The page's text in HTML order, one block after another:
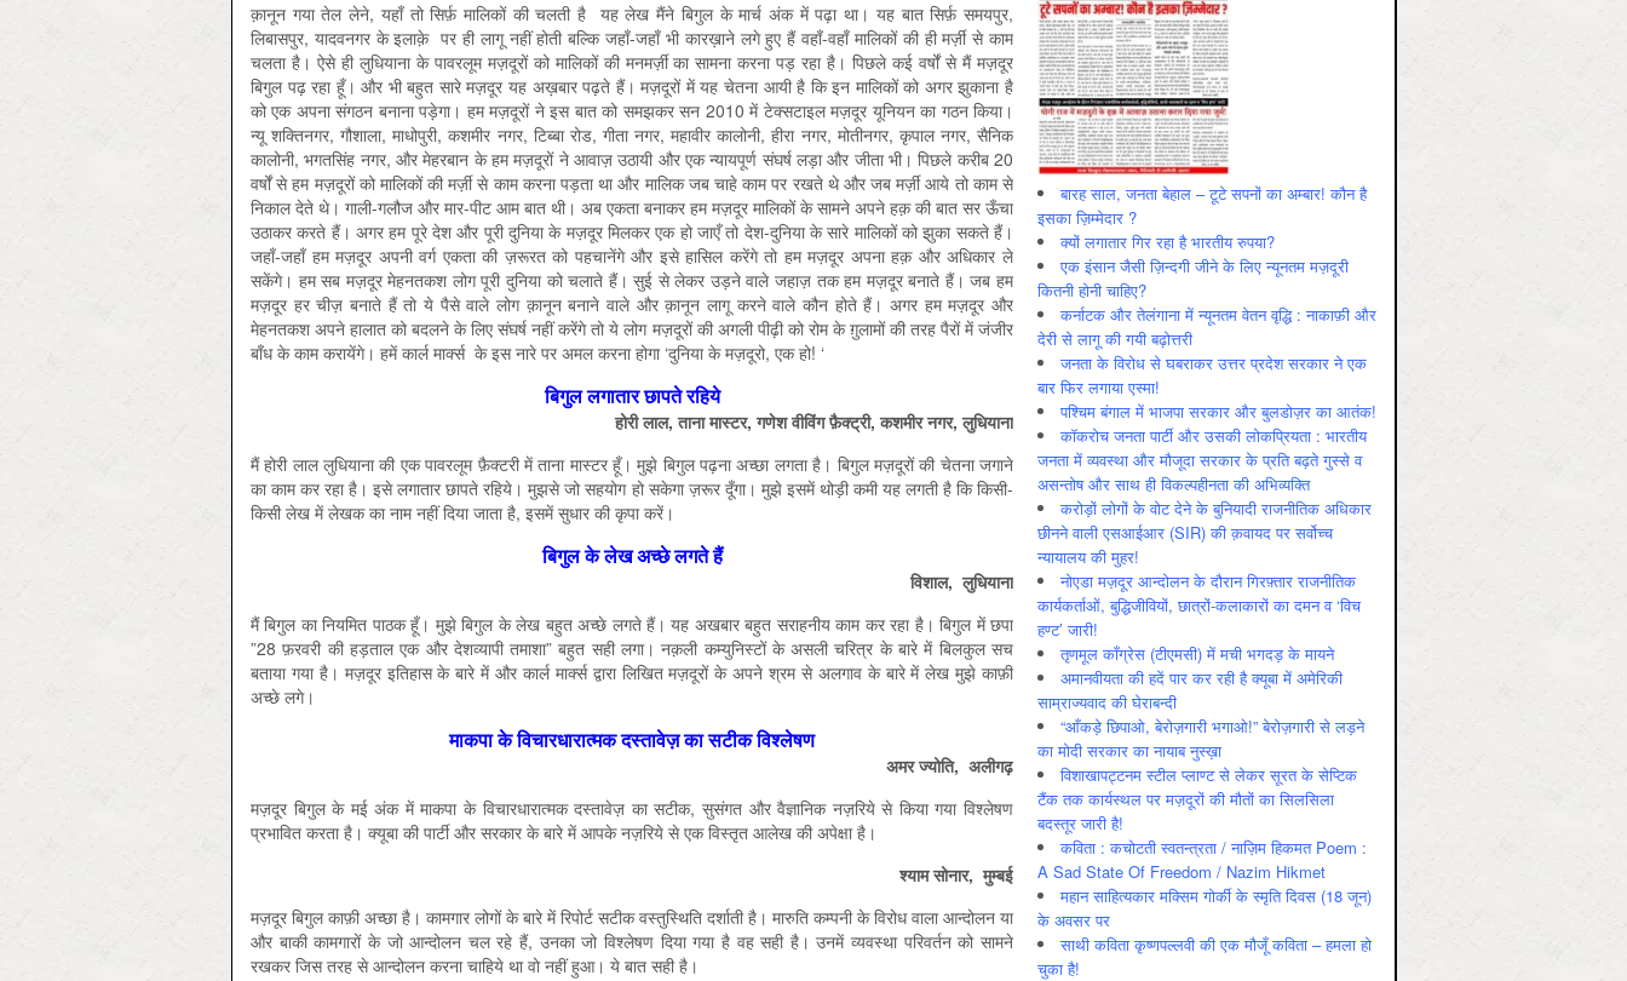
क़ानून गया तेल लेने, यहाँ तो सिर्फ़ मालिकों की चलती है यह लेख मैंने बिगुल के मार्च अंक में पढ़ा था। यह बात सिर्फ़ समयपुर,
लिबासपुर, यादवनगर के इलाक़े पर ही लागू नहीं होती बल्कि जहाँ-जहाँ भी कारख़ाने लगे हुए हैं वहाँ-वहाँ मालिकों की ही मर्ज़ी से काम
चलता है। ऐसे ही लुधियाना के पावरलूम मज़दूरों को मालिकों की मनमर्ज़ी का सामना करना पड़ रहा है। पिछले कई वर्षों से मैं मज़दूर
बिगुल पढ़ रहा हूँ। और भी बहुत सारे मज़दूर यह अख़बार पढ़ते हैं। मज़दूरों में यह चेतना आयी है कि इन मालिकों को अगर झुकाना है
को एक अपना संगठन बनाना पड़ेगा। हम मज़दूरों ने इस बात को समझकर सन 2010 में टेक्सटाइल मज़दूर यूनियन का गठन किया।
न्यू शक्तिनगर, गौशाला, माधोपुरी, कशमीर नगर, टिब्बा रोड, गीता नगर, महावीर कालोनी, हीरा नगर, मोतीनगर, कृपाल नगर, सैनिक
कालोनी, भगतसिंह नगर, और मेहरबान के हम मज़दूरों ने आवाज़ उठायी और एक न्यायपूर्ण संघर्ष लड़ा और जीता भी। पिछले करीब 20
वर्षों से हम मज़दूरों को मालिकों की मर्ज़ी से काम करना पड़ता था और मालिक जब चाहे काम पर रखते थे और जब मर्ज़ी आये तो काम से
निकाल देते थे। गाली-गलौज और मार-पीट आम बात थी। अब एकता बनाकर हम मज़दूर मालिकों के सामने अपने हक़ की बात सर ऊँचा
उठाकर करते हैं। अगर हम पूरे देश और पूरी दुनिया के मज़दूर मिलकर एक हो जाएँ तो देश-दुनिया के सारे मालिकों को झुका सकते हैं।
जहाँ-जहाँ हम मज़दूर अपनी वर्ग एकता की ज़रूरत को पहचानेंगे और इसे हासिल करेंगे तो हम मज़दूर अपना हक़ और अधिकार ले
सकेंगे। हम सब मज़दूर मेहनतकश लोग पूरी दुनिया को चलाते हैं। सुई से लेकर उड़ने वाले जहाज़ तक हम मज़दूर बनाते हैं। जब हम
मज़दूर हर चीज़ बनाते हैं तो ये पैसे वाले लोग क़ानून बनाने वाले और क़ानून लागू करने वाले कौन होते हैं। अगर हम मज़दूर और
मेहनतकश अपने हालात को बदलने के लिए संघर्ष नहीं करेंगे तो ये लोग मज़दूरों की अगली पीढ़ी को रोम के ग़ुलामों की तरह पैरों में जंजीर
बाँध के काम करायेंगे। हमें कार्ल मार्क्‍स के इस नारे पर अमल करना होगा ‘दुनिया के मज़दूरो, एक हो! ‘
बिगुल लगातार छापते रहिये
होरी लाल, ताना मास्टर, गणेश वीविंग फ़ैक्‍ट्री, कशमीर नगर, लुधियाना
मैं होरी लाल लुधियाना की एक पावरलूम फ़ैक्टरी में ताना मास्टर हूँ। मुझे बिगुल पढ़ना अच्छा लगता है। बिगुल मज़दूरों की चेतना जगाने
का काम कर रहा है। इसे लगातार छापते रहिये। मुझसे जो सहयोग हो सकेगा ज़रूर दूँगा। मुझे इसमें थोड़ी कमी यह लगती है कि किसी-
किसी लेख में लेखक का नाम नहीं दिया जाता है, इसमें सुधार की कृपा करें।
बिगुल के लेख अच्छे लगते हैं
विशाल, लुधियाना
मैं बिगुल का नियमित पाठक हूँ। मुझे बिगुल के लेख बहुत अच्छे लगते हैं। यह अखबार बहुत सराहनीय काम कर रहा है। बिगुल में छपा
”28 फ़रवरी की हड़ताल एक और देशव्यापी तमाशा” बहुत सही लगा। नक़ली कम्युनिस्टों के असली चरित्र के बारे में बिलकुल सच
बताया गया है। मज़दूर इतिहास के बारे में और कार्ल मार्क्‍स द्वारा लिखित मज़दूरों के अपने श्रम से अलगाव के बारे में लेख मुझे काफ़ी
अच्छे लगे।
माकपा के विचारधारात्मक दस्तावेज़ का सटीक विश्लेषण
अमर ज्योति, अलीगढ़
मज़दूर बिगुल के मई अंक में माकपा के विचारधारात्मक दस्तावेज़ का सटीक, सुसंगत और वैज्ञानिक नज़रिये से किया गया विश्लेषण
प्रभावित करता है। क्यूबा की पार्टी और सरकार के बारे में आपके नज़रिये से एक विस्तृत आलेख की अपेक्षा है।
श्याम सोनार, मुम्बई
मज़दूर बिगुल काफ़ी अच्छा है। कामगार लोगों के बारे में रिपोर्ट सटीक वस्तुस्थिति दर्शाती है। मारुति कम्पनी के विरोध वाला आन्दोलन या
और बाकी कामगारों के जो आन्दोलन चल रहे हैं, उनका जो विश्लेषण दिया गया है वह सही है। उनमें व्यवस्था परिवर्तन को सामने
रखकर जिस तरह से आन्दोलन करना चाहिये था वो नहीं हुआ। ये बात सही है।
बारह साल, जनता बेहाल – टूटे सपनों का अम्बार! कौन है
इसका ज़िम्मेदार ?
क्यों लगातार गिर रहा है भारतीय रुपया?
एक इंसान जैसी ज़िन्दगी जीने के लिए न्यूनतम मज़दूरी
कितनी होनी चाहिए?
कर्नाटक और तेलंगाना में न्यूनतम वेतन वृद्धि : नाकाफ़ी और
देरी से लागू की गयी बढ़ोत्तरी
जनता के विरोध से घबराकर उत्तर प्रदेश सरकार ने एक
बार फिर लगाया एस्मा!
पश्चिम बंगाल में भाजपा सरकार और बुलडोज़र का आतंक!
कॉकरोच जनता पार्टी और उसकी लोकप्रियता : भारतीय
जनता में व्‍यवस्‍था और मौजूदा सरकार के प्रति बढ़ते गुस्‍से व
असन्‍तोष और साथ ही विकल्‍पहीनता की अभिव्‍यक्ति
करोड़ों लोगों के वोट देने के बुनियादी राजनीतिक अधिकार
छीनने वाली एसआईआर (SIR) की क़वायद पर सर्वोच्च
न्यायालय की मुहर!
नोएडा मज़दूर आन्दोलन के दौरान गिरफ़्तार राजनीतिक
कार्यकर्ताओं, बुद्धिजीवियों, छात्रों-कलाकारों का दमन व ‘विच
हण्ट’ जारी!
तृणमूल काँग्रेस (टीएमसी) में मची भगदड़ के मायने
अमानवीयता की हदें पार कर रही है क्यूबा में अमेरिकी
साम्राज्यवाद की घेराबन्दी
“आँकड़े छिपाओ, बेरोज़गारी भगाओ!” बेरोज़गारी से लड़ने
का मोदी सरकार का नायाब नुस्ख़ा
विशाखापट्टनम स्टील प्लाण्ट से लेकर सूरत के सेप्टिक
टैंक तक कार्यस्थल पर मज़दूरों की मौतों का सिलसिला
बदस्तूर जारी है!
कविता : कचोटती स्वतन्त्रता / नाज़िम हिकमत Poem :
A Sad State Of Freedom / Nazim Hikmet
महान साहित्यकार मक्सिम गोर्की के स्मृति दिवस (18 जून)
के अवसर पर
साथी कविता कृष्णपल्लवी की एक मौजूँ कविता – हमला हो
चुका है!